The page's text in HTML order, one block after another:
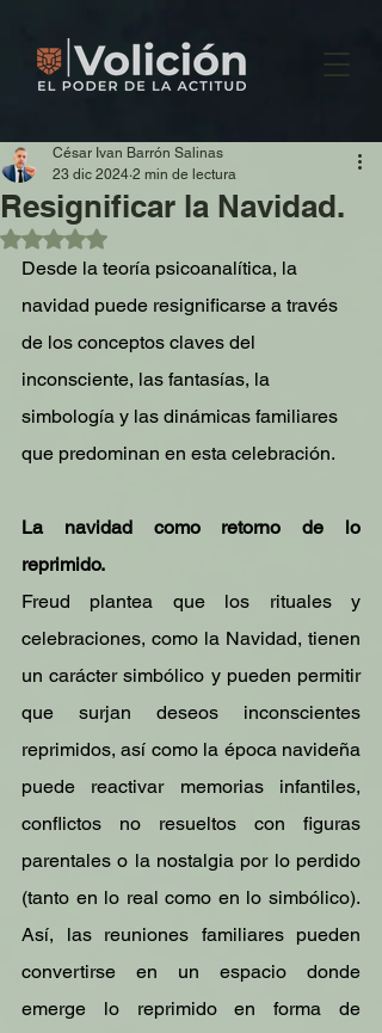
Resignificar la Navidad.
César Ivan Barrón Salinas
23 dic 2024 2 min de lectura
Obtuvo NaN de 5 estrellas.
Desde la teoría psicoanalítica, la
navidad puede resignificarse a través
de los conceptos claves del
inconsciente, las fantasías, la
simbología y las dinámicas familiares
que predominan en esta celebración.
La navidad como retorno de lo
reprimido.
Freud plantea que los rituales y
celebraciones, como la Navidad, tienen
un carácter simbólico y pueden permitir
que surjan deseos inconscientes
reprimidos, así como la época navideña
puede reactivar memorias infantiles,
conflictos no resueltos con figuras
parentales o la nostalgia por lo perdido
(tanto en lo real como en lo simbólico).
Así, las reuniones familiares pueden
convertirse en un espacio donde
emerge lo reprimido en forma de